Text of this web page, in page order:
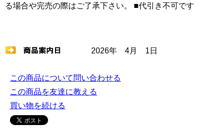
る場合や完売の際はご了承下さい。 ■代引き不可です
2026年 4月 1日
この商品について問い合わせる
この商品を友達に教える
買い物を続ける